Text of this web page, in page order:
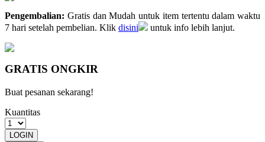
Pengembalian: Gratis dan Mudah untuk item tertentu dalam waktu
7 hari setelah pembelian. Klik disini untuk info lebih lanjut.
GRATIS ONGKIR
Buat pesanan sekarang!
Kuantitas
LOGIN